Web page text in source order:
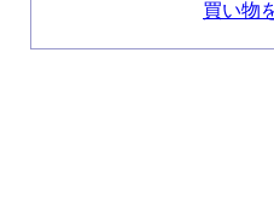
買い物